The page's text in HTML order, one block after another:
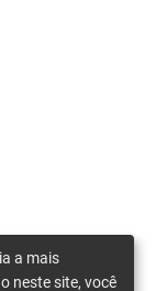
a mais
neste site, você